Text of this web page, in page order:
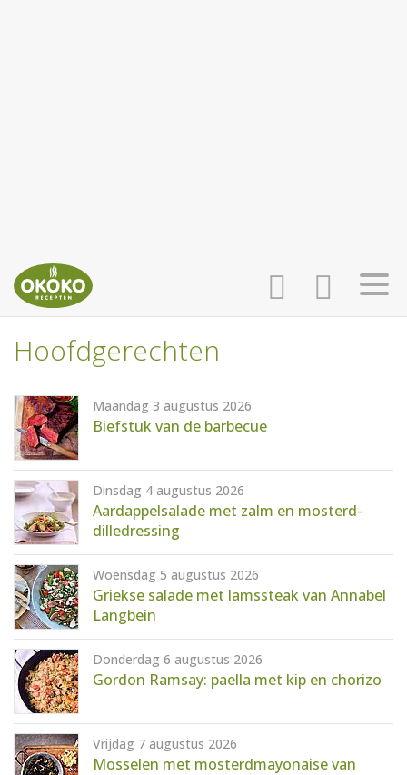
AANMELDEN
HOME
RECEPTEN
WEEKMENU'S
KOOKBOEKEN
Hoofdgerechten
Maandag 3 augustus 2026
Biefstuk van de barbecue
Dinsdag 4 augustus 2026
Aardappelsalade met zalm en mosterd-
dilledressing
Woensdag 5 augustus 2026
Griekse salade met lamssteak van Annabel
Langbein
Donderdag 6 augustus 2026
Gordon Ramsay: paella met kip en chorizo
Vrijdag 7 augustus 2026
Mosselen met mosterdmayonaise van